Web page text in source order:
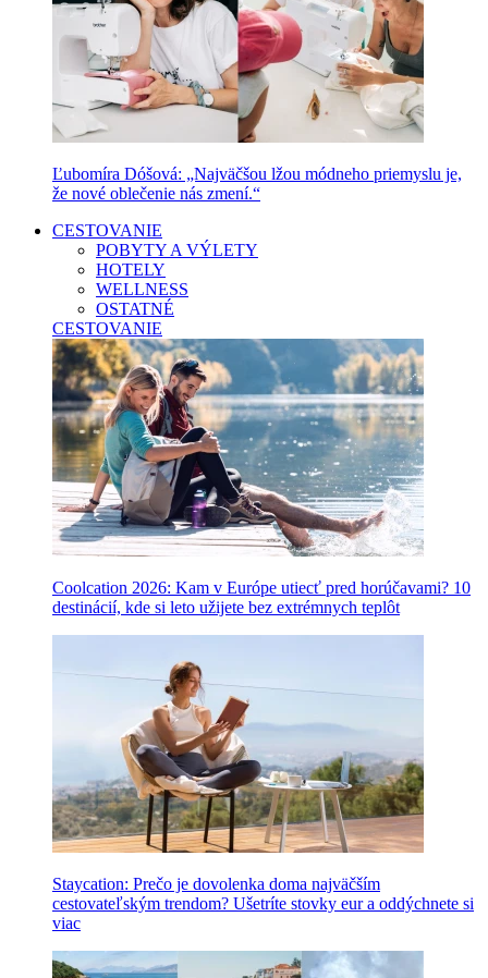
Ľubomíra Dóšová: „Najväčšou lžou módneho priemyslu je,
že nové oblečenie nás zmení.“
CESTOVANIE
POBYTY A VÝLETY
HOTELY
WELLNESS
OSTATNÉ
CESTOVANIE
Coolcation 2026: Kam v Európe utiecť pred horúčavami? 10
destinácií, kde si leto užijete bez extrémnych teplôt
Staycation: Prečo je dovolenka doma najväčším
cestovateľským trendom? Ušetríte stovky eur a oddýchnete si
viac